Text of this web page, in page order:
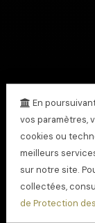
En
vos paramètres,
cookies ou
meilleurs
sur notre site.
collectées,
de Protection